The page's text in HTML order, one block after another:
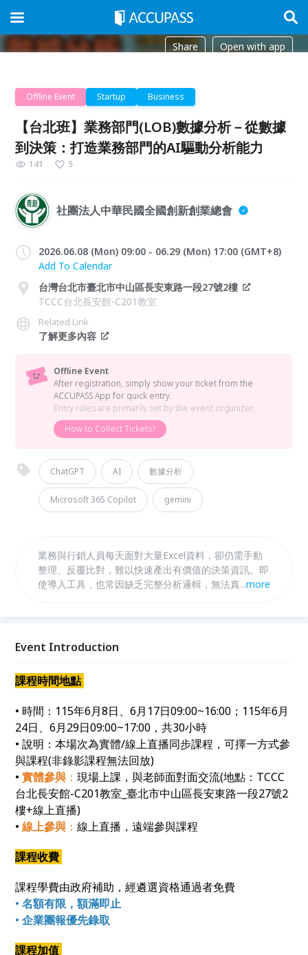
Share Open with app
Offline Event Startup Business
【台北班】業務部門(LOB)數據分析－從數據
到決策：打造業務部門的AI驅動分析能力
141 5
社團法人中華民國全國創新創業總會
2026.06.08 (Mon) 09:00 - 06.29 (Mon) 17:00 (GMT+8)
Add To Calendar
台灣台北市臺北市中山區長安東路一段27號2樓
TCCC台北長安館-C201教室
Related Link
了解更多內容
Offline Event
After registration, simply show your ticket from the
ACCUPASS App for quick entry.
Entry rules are primarily set by the event organizer.
How to Collect Tickets?
ChatGPT AI 數據分析
Microsoft 365 Copilot gemini
業務與行銷人員每天面對大量Excel資料，卻仍需手動
整理、反覆比對，難以快速產出有價值的決策資訊。即
使導入工具，也常因缺乏完整分析邏輯，無法真正支援
務數據分析工作流」。
...more
Event Introduction
課程時間地點
• 時間：115年6月8日、6月17日09:00~16:00；115年6月
24日、6月29日09:00~17:00，共30小時
• 說明：本場次為實體/線上直播同步課程，可擇一方式參
與課程(非錄影課程無法回放)
•實體參與 ：現場上課，與老師面對面交流(地點：TCCC
台北長安館-C201教室_臺北市中山區長安東路一段27號2
樓+線上直播)
• 線上參與 ：線上直播，遠端參與課程
課程收費
課程學費由政府補助，經遴選資格通過者免費
•名額有限，額滿即止
•企業團報優先錄取
課程加值